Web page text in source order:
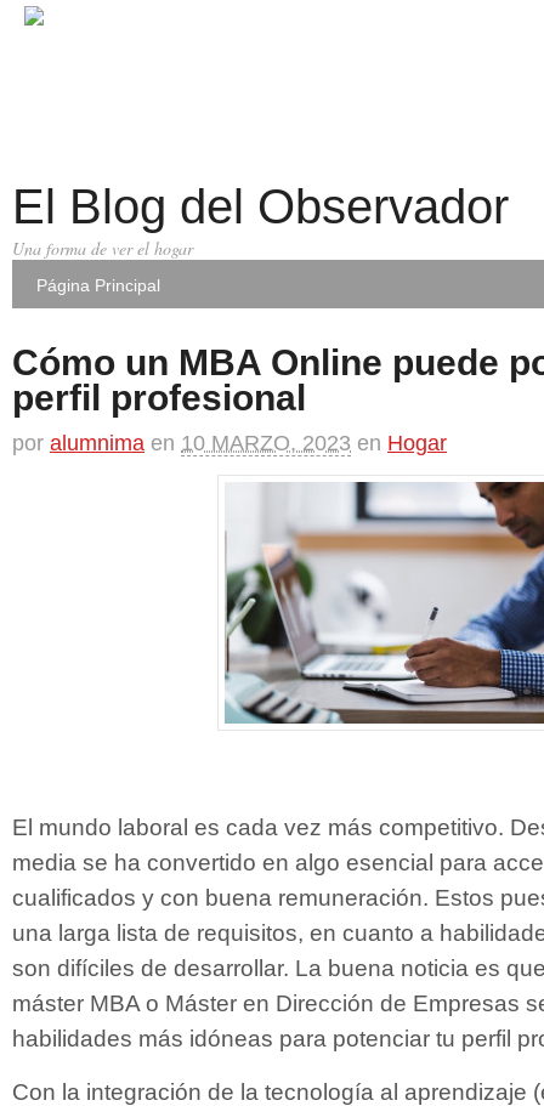
El Blog del Observador
Una forma de ver el hogar
Página Principal
Cómo un MBA Online puede
perfil profesional
por alumnima en 10 MARZO, 2023 en Hogar
El mundo laboral es cada vez más competitivo.
media se ha convertido en algo esencial para
cualificados y con buena remuneración. Estos
una larga lista de requisitos, en cuanto a
son difíciles de desarrollar. La buena noticia es
máster MBA o Máster en Dirección de Empresas
habilidades más idóneas para potenciar tu perfil
Con la integración de la tecnología al aprendizaje